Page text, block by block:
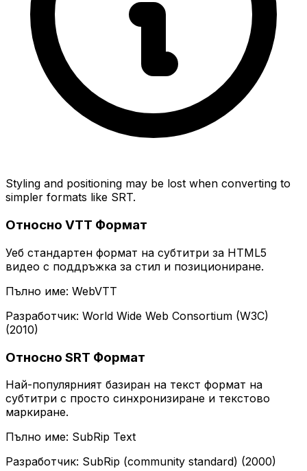
Styling and positioning may be lost when converting to
simpler formats like SRT.
Относно VTT Формат
Уеб стандартен формат на субтитри за HTML5
видео с поддръжка за стил и позициониране.
Пълно име: WebVTT
Разработчик: World Wide Web Consortium (W3C)
(2010)
Относно SRT Формат
Най-популярният базиран на текст формат на
субтитри с просто синхронизиране и текстово
маркиране.
Пълно име: SubRip Text
Разработчик: SubRip (community standard) (2000)